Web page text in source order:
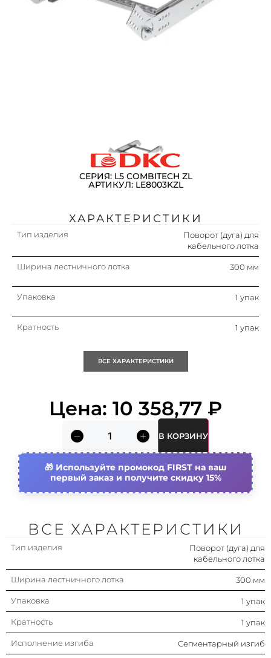
СЕРИЯ: L5 COMBITECH ZL
АРТИКУЛ: LE8003KZL
ХАРАКТЕРИСТИКИ
Тип изделия
Поворот (дуга) для
кабельного лотка
Ширина лестничного лотка 300 мм
Упаковка 1 упак
Кратность 1 упак
Исполнение изгиба Сегментарный изгиб
(огнестойкость)
Исполнение для больших
расстояний (усиленный)
Нет
Высота лестничного лотка
80 мм
Вид/ марка материала Сталь
Материал Сталь
Шарнирный (-ая)
ВСЕ ХАРАКТЕРИСТИКИ
Цена: 10 358,77 ₽
В КОРЗИНУ
Используйте промокод FIRST на ваш
первый заказ и получите скидку 15%
ВСЕ ХАРАКТЕРИСТИКИ
Тип изделия
Поворот (дуга) для
кабельного лотка
Ширина лестничного лотка 300 мм
Упаковка 1 упак
Кратность 1 упак
Исполнение изгиба Сегментарный изгиб